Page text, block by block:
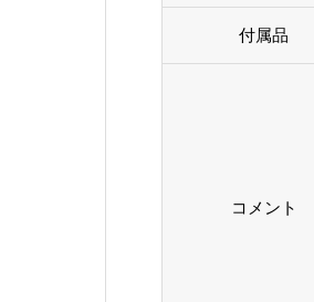
付属品
コメント